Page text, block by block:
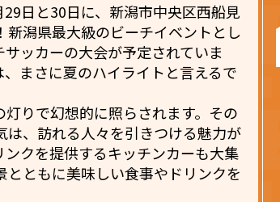
日と30日に、新潟市中央区西船見
潟県最大級のビーチイベントとし
ッカーの大会が予定されていま
まさに夏のハイライトと言えるで
りで幻想的に照らされます。その
、訪れる人々を引きつける魅力が
クを提供するキッチンカーも大集
ともに美味しい食事やドリンクを